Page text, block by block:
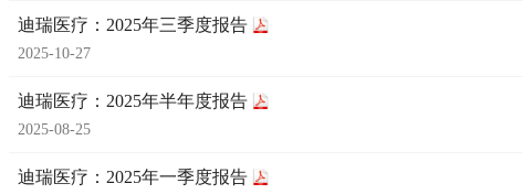
迪瑞医疗：2025年三季度报告
2025-10-27
迪瑞医疗：2025年半年度报告
2025-08-25
迪瑞医疗：2025年一季度报告